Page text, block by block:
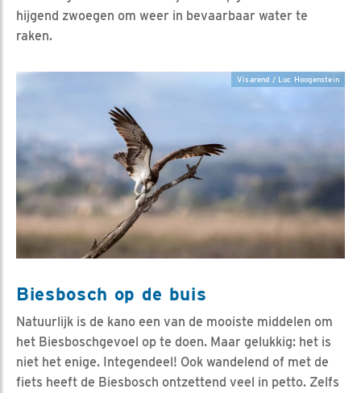
hijgend zwoegen om weer in bevaarbaar water te
raken.
Visarend / Luc Hoogenstein
Biesbosch op de buis
Natuurlijk is de kano een van de mooiste middelen om
het Biesboschgevoel op te doen. Maar gelukkig: het is
niet het enige. Integendeel! Ook wandelend of met de
fiets heeft de Biesbosch ontzettend veel in petto. Zelfs